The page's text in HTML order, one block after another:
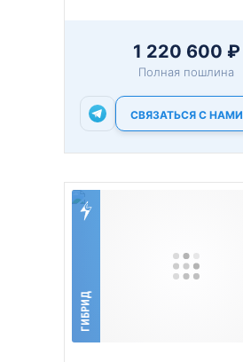
1 220 600 ₽
Полная пошлина
СВЯЗАТЬСЯ С НАМИ
ГИБРИД